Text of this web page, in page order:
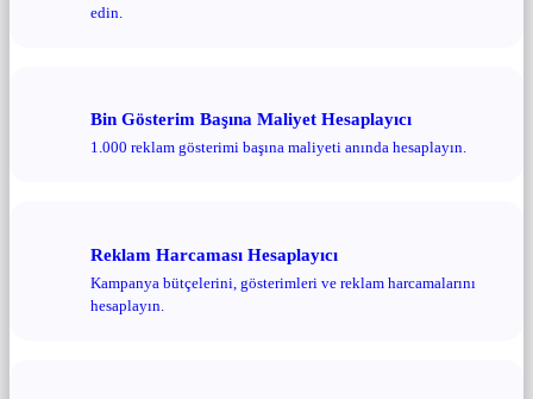
edin.
Bin Gösterim Başına Maliyet Hesaplayıcı
1.000 reklam gösterimi başına maliyeti anında hesaplayın.
Reklam Harcaması Hesaplayıcı
Kampanya bütçelerini, gösterimleri ve reklam harcamalarını
hesaplayın.